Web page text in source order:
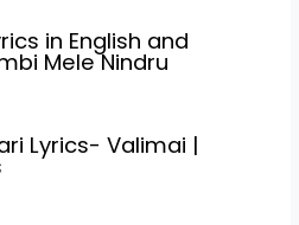
in English and
Mele Nindru
Lyrics- Valimai |